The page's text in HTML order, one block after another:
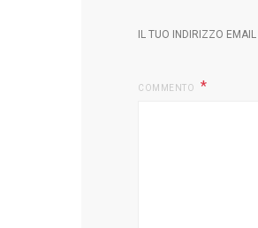
IL TUO INDIRIZZO
COMMENTO